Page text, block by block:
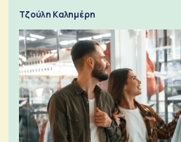
Τζούλη Καλημέρη